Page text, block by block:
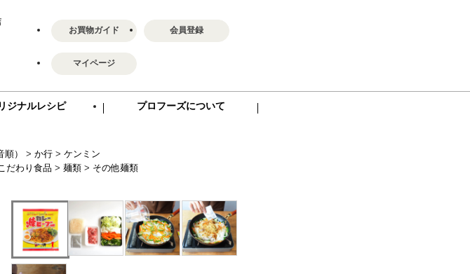
お買物ガイド 会員登録
マイページ
ジナルレシピ
プロフーズについて
） > か行 > ケンミン
だわり食品 > 麺類 > その他麺類